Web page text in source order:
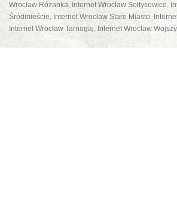
Wrocław Różanka, Internet Wrocław Sołtysowice,
Śródmieście, Internet Wrocław Stare Miasto,
Internet Wrocław Tarnogaj,Internet Wrocław